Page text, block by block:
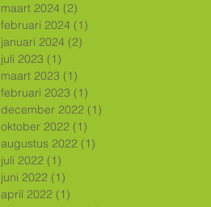
maart 2024 (2)
februari 2024 (1)
januari 2024 (2)
juli 2023 (1)
maart 2023 (1)
februari 2023 (1)
december 2022 (1)
oktober 2022 (1)
augustus 2022 (1)
juli 2022 (1)
juni 2022 (1)
april 2022 (1)